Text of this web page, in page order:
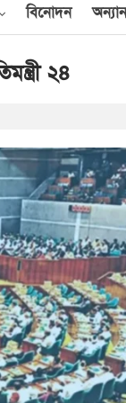
বিনোদন
২৪